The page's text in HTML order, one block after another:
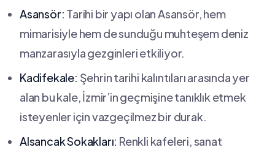
Asansör: ‌Tarihi bir yapı olan Asansör, hem
mimarisiyle hem de sunduğu muhteşem deniz⁤
manzarasıyla gezginleri etkiliyor.
Kadifekale: Şehrin ⁣tarihi kalıntıları arasında yer
alan​ bu kale, İzmir’in geçmişine tanıklık‌ etmek
isteyenler için ‍vazgeçilmez bir durak.
Alsancak Sokakları: Renkli kafeleri, sanat